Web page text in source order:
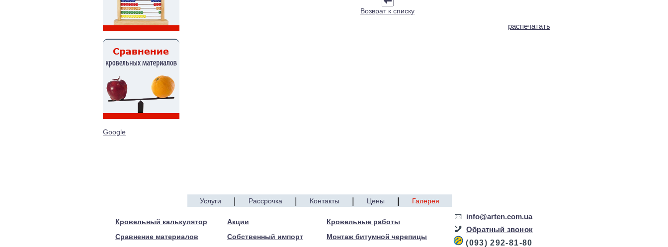
Google
Возврат к списку
распечатать
Услуги Рассрочка Контакты Цены Галерея
Кровельный калькулятор
Сравнение материалов
Акции
Собственный импорт
Кровельные работы
Монтаж битумной черепицы
info@arten.com.ua
Обратный звонок
(093) 292-81-80